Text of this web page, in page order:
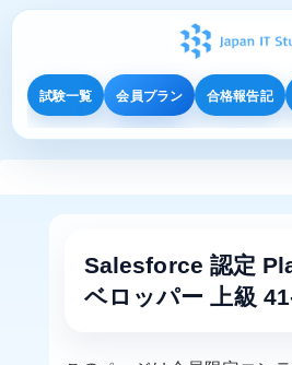
試験一覧 会員プラン 合格報告記
Salesforce 認定
ベロッパー 上級